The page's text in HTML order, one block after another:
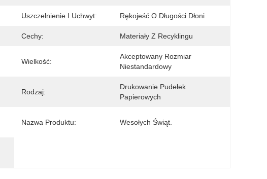
Uszczelnienie I Uchwyt: Rękojeść O Długości Dłoni
Cechy: Materiały Z Recyklingu
Wielkość:
Akceptowany Rozmiar
Niestandardowy
Rodzaj:
Drukowanie Pudełek
Papierowych
Nazwa Produktu: Wesołych Świąt.